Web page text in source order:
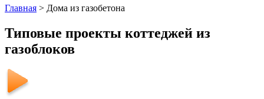
Главная > Дома из газобетона
Типовые проекты коттеджей из
газоблоков